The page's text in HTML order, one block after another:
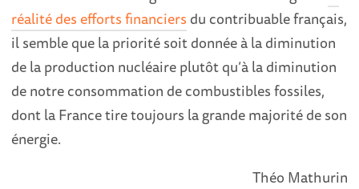
réalité des efforts financiers du contribuable français,
il semble que la priorité soit donnée à la diminution
de la production nucléaire plutôt qu’à la diminution
de notre consommation de combustibles fossiles,
dont la France tire toujours la grande majorité de son
énergie.
Théo Mathurin